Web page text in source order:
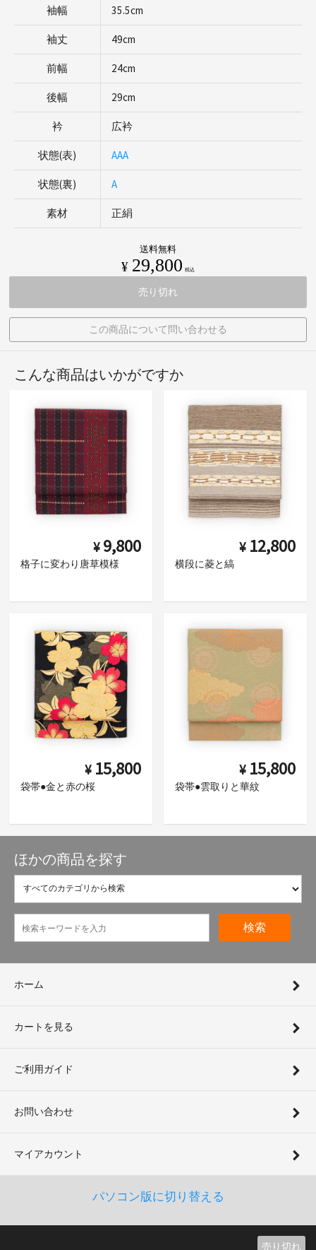
売り切れ
袖幅 35.5cm
袖丈 49cm
前幅 24cm
後幅 29cm
衿 広衿
状態(表) AAA
状態(裏) A
素材 正絹
送料無料
¥ 29,800 税込
売り切れ
この商品について問い合わせる
こんな商品はいかがですか
¥ 9,800
格子に変わり唐草模様
¥ 12,800
横段に菱と縞
¥ 15,800
袋帯●金と赤の桜
¥ 15,800
袋帯●雲取りと華紋
ほかの商品を探す
検索
ホーム
カートを見る
ご利用ガイド
お問い合わせ
マイアカウント
パソコン版に切り替える